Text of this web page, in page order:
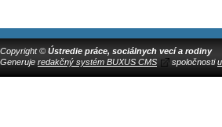
Copyright © Ústredie práce, sociálnych vecí a rodiny
Generuje redakčný systém BUXUS CMS spoločnosti